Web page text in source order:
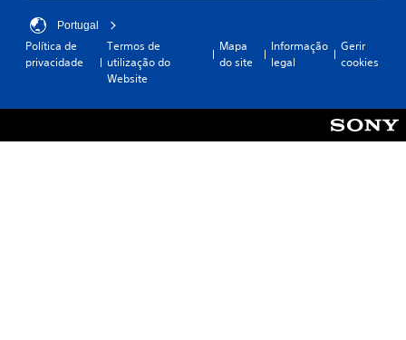
Portugal
Política de
privacidade
Termos de
utilização do
Website
Mapa
do site
Informação
legal
Gerir
cookies